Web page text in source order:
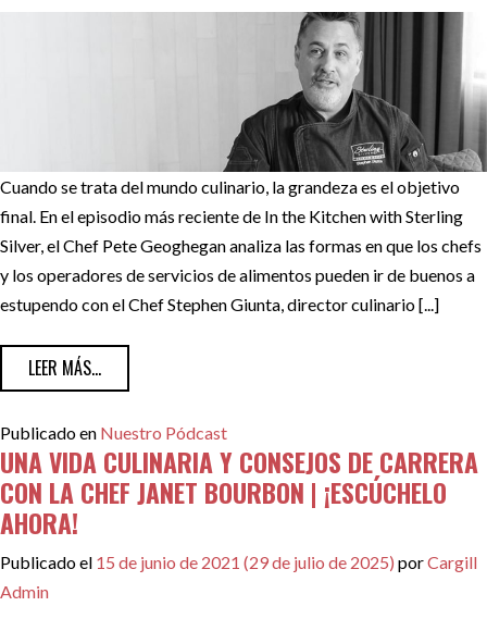
Cuando se trata del mundo culinario, la grandeza es el objetivo
final. En el episodio más reciente de In the Kitchen with Sterling
Silver, el Chef Pete Geoghegan analiza las formas en que los chefs
y los operadores de servicios de alimentos pueden ir de buenos a
estupendo con el Chef Stephen Giunta, director culinario [...]
LEER MÁS...
Publicado en Nuestro Pódcast
UNA VIDA CULINARIA Y CONSEJOS DE CARRERA
CON LA CHEF JANET BOURBON | ¡ESCÚCHELO
AHORA!
Publicado el 15 de junio de 2021 (29 de julio de 2025) porCargill
Admin